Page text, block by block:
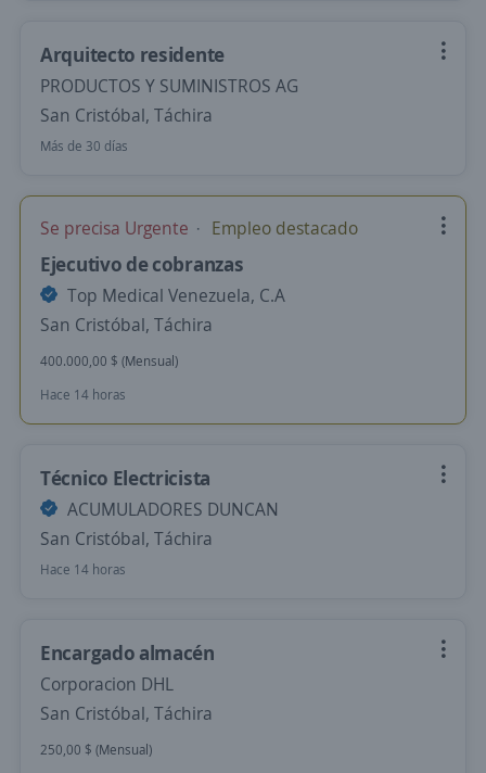
Arquitecto residente
PRODUCTOS Y SUMINISTROS AG
San Cristóbal, Táchira
Más de 30 días
Se precisa Urgente Empleo destacado
Ejecutivo de cobranzas
Top Medical Venezuela, C.A
San Cristóbal, Táchira
400.000,00 $ (Mensual)
Hace 14 horas
Técnico Electricista
ACUMULADORES DUNCAN
San Cristóbal, Táchira
Hace 14 horas
Encargado almacén
Corporacion DHL
San Cristóbal, Táchira
250,00 $ (Mensual)